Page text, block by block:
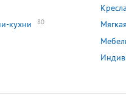
кухни 80